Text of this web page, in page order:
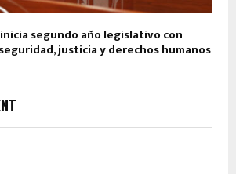
segundo año legislativo con
justicia y derechos humanos